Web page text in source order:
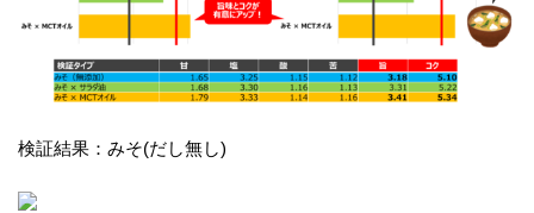
検証結果：みそ(だし無し)